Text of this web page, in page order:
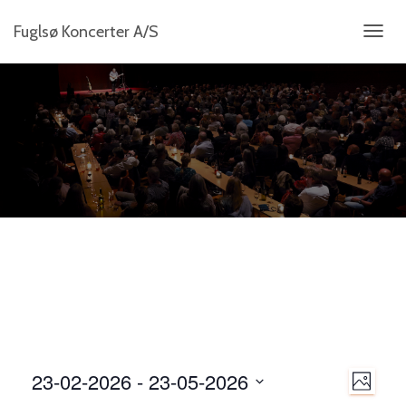
Fuglsø Koncerter A/S
NB
B
23-02-2026 - 23-05-2026